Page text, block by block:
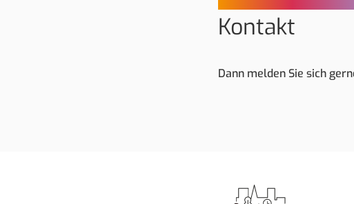
Kontakt
Dann melden Sie sich